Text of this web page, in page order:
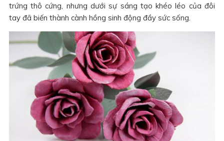
trứng thô cứng, nhưng dưới sự sáng tạo khéo léo của đôi
tay đã biến thành cành hồng sinh động đầy sức sống.